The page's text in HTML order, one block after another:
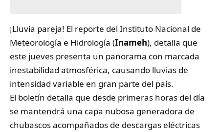
¡Lluvia pareja! El reporte del Instituto Nacional de
Meteorología e Hidrología (Inameh), detalla que
este jueves presenta un panorama con marcada
inestabilidad atmosférica, causando lluvias de
intensidad variable en gran parte del país.
El boletín detalla que desde primeras horas del día
se mantendrá una capa nubosa generadora de
chubascos acompañados de descargas eléctricas